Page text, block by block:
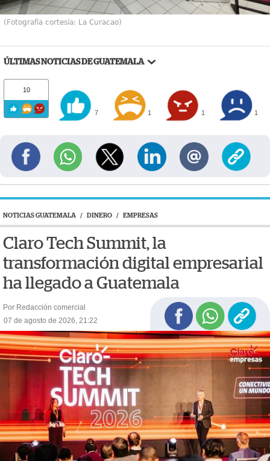
(Fotografía cortesía: La Curacao)
ÚLTIMAS NOTICIAS DE GUATEMALA
10
7 1 1 1
NOTICIAS GUATEMALA / DINERO / EMPRESAS
Claro Tech Summit, la
transformación digital empresarial
ha llegado a Guatemala
Por Redacción comercial
07 de agosto de 2026, 21:22